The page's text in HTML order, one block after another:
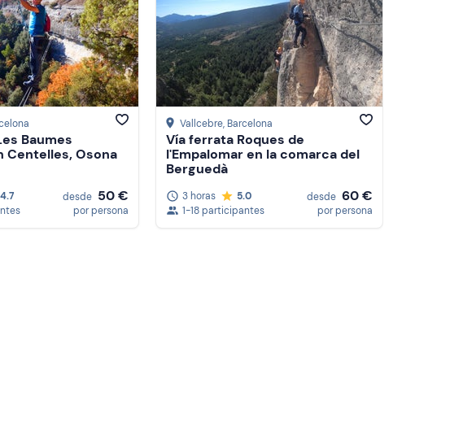
Precio (de menor a mayor)
Precio (de mayor a menor)
Reseñas
Baumes
Centelles, Osona
4.7
desde 50 €
por persona
Vallcebre, Barcelona
Vía ferrata Roques de
l'Empalomar en la comarca del
Berguedà
3 horas
5.0
1-18 participantes
desde 60 €
por persona